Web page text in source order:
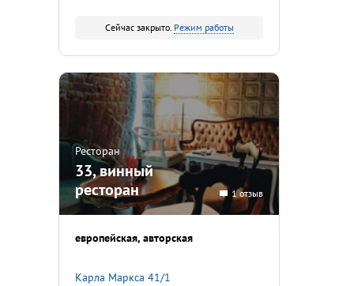
Сейчас закрыто. Режим работы
Ресторан
33, винный
ресторан
1 отзыв
европейская авторская
Карла Маркса 41/1